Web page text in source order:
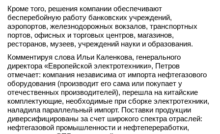
Кроме того, решения компании обеспечивают
бесперебойную работу банковских учреждений,
аэропортов, железнодорожных вокзалов, транспортных
портов, офисных и торговых центров, магазинов,
ресторанов, музеев, учреждений науки и образования.
Комментируя слова Ильи Каленкова, генерального
директора «Европейской электротехники», Петров
отмечает: компания независима от импорта нефтегазового
оборудования (производит его сама или покупает у
отечественных производителей), перешла на китайские
комплектующие, необходимые при сборке электротехники,
наладила параллельный импорт. Поставки продукции
диверсифицированы за счет широкого спектра отраслей:
нефтегазовой промышленности и нефтепереработки,